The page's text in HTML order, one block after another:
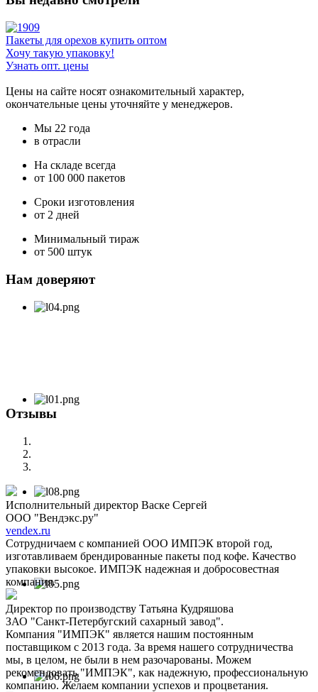
Пакеты для орехов купить оптом
Хочу такую упаковку!
Узнать опт. цены
Цены на сайте носят ознакомительный характер,
окончательные цены уточняйте у менеджеров.
Мы 22 года
в отрасли
На складе всегда
от 100 000 пакетов
Сроки изготовления
от 2 дней
Минимальный тираж
от 500 штук
Нам доверяют
Отзывы
Исполнительный директор Васке Сергей
ООО "Вендэкс.ру"
vendex.ru
Сотрудничаем с компанией ООО ИМПЭК второй год,
изготавливаем брендированные пакеты под кофе. Качество
упаковки высокое. ИМПЭК надежная и добросовестная
компания.
Директор по производству Татьяна Кудряшова
ЗАО "Санкт-Петербугский сахарный завод".
Компания "ИМПЭК" является нашим постоянным
поставщиком с 2013 года. За время нашего сотрудничества
мы, в целом, не были в нем разочарованы. Можем
рекомендовать "ИМПЭК", как надежную, профессиональную
компанию. Желаем компании успехов и процветания.